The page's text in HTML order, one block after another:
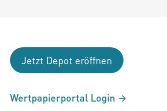
Jetzt Depot eröffnen
Wertpapierportal Login